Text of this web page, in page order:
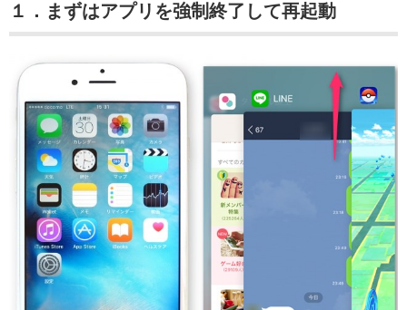
１．まずはアプリを強制終了して再起動